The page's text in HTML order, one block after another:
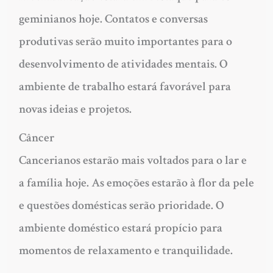
geminianos hoje. Contatos e conversas
produtivas serão muito importantes para o
desenvolvimento de atividades mentais. O
ambiente de trabalho estará favorável para
novas ideias e projetos.
Câncer
Cancerianos estarão mais voltados para o lar e
a família hoje. As emoções estarão à flor da pele
e questões domésticas serão prioridade. O
ambiente doméstico estará propício para
momentos de relaxamento e tranquilidade.